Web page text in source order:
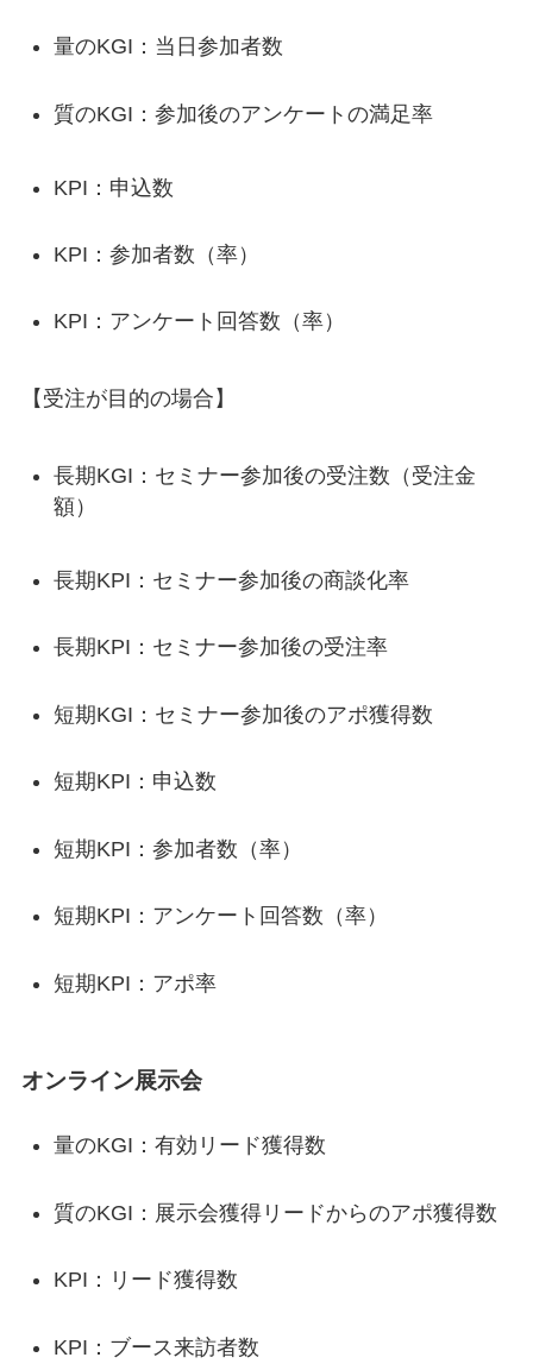
量のKGI：当日参加者数
質のKGI：参加後のアンケートの満足率
KPI：申込数
KPI：参加者数（率）
KPI：アンケート回答数（率）
【受注が目的の場合】
長期KGI：セミナー参加後の受注数（受注金
額）
長期KPI：セミナー参加後の商談化率
長期KPI：セミナー参加後の受注率
短期KGI：セミナー参加後のアポ獲得数
短期KPI：申込数
短期KPI：参加者数（率）
短期KPI：アンケート回答数（率）
短期KPI：アポ率
オンライン展示会
量のKGI：有効リード獲得数
質のKGI：展示会獲得リードからのアポ獲得数
KPI：リード獲得数
KPI：ブース来訪者数